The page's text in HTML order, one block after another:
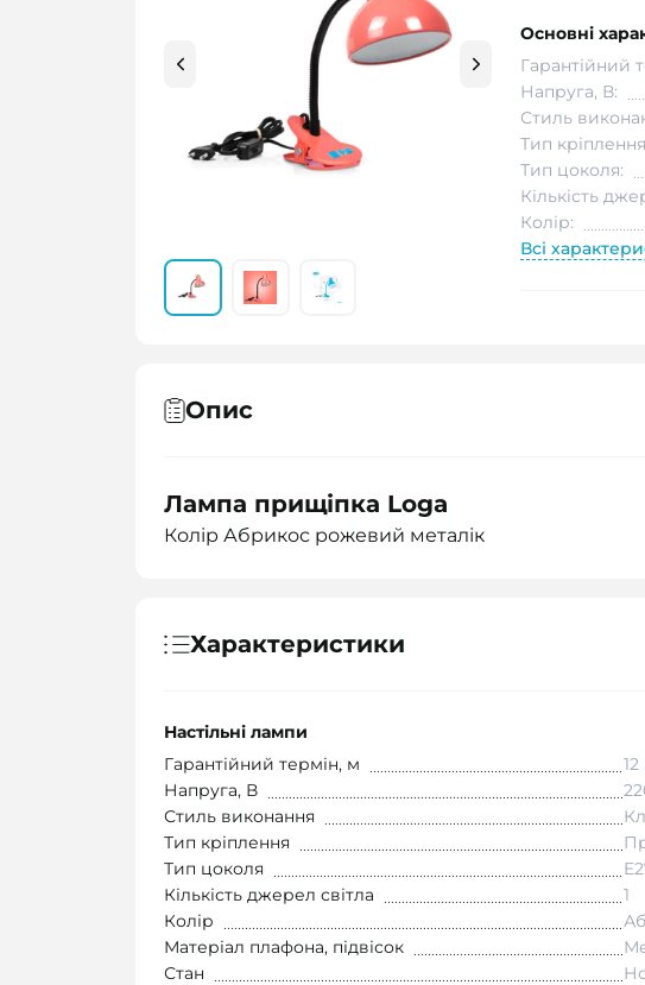
Основні
Гарантійний
Напруга, В:
Стиль
Тип
Тип цоколя:
Кількість
Колір:
Всі
Опис
Лампа прищіпка Loga
Колір Абрикос рожевий металік
Характеристики
Настільні лампи
Гарантійний термін, м
12
Напруга, В
Стиль виконання
Тип кріплення
Тип цоколя
Кількість джерел світла
1
Колір
Матеріал плафона, підвісок
Стан